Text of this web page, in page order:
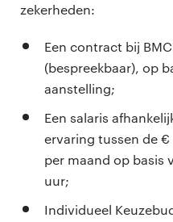
zekerheden:
Een contract bij
(bespreekbaar), op
aanstelling;
Een salaris
ervaring tussen de
per maand op basis
uur;
Individueel